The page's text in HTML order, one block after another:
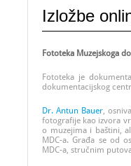
Izložbe
Fototeka Muzejskoga
Fototeka je
dokumentacijskog
Dr. Antun Bauer,
fotografije kao izvora
o muzejima i baštini,
MDC-a. Građa se od
MDC-a, stručnim